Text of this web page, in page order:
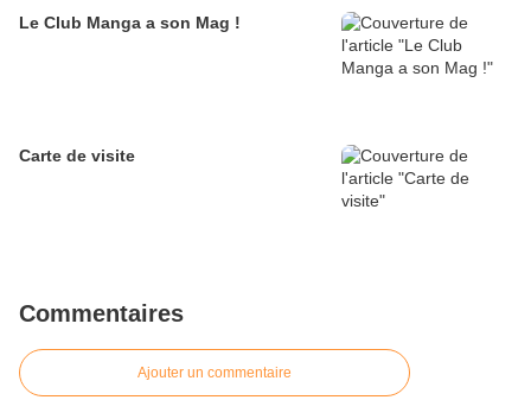
Le Club Manga a son Mag !
Carte de visite
Commentaires
Ajouter un commentaire